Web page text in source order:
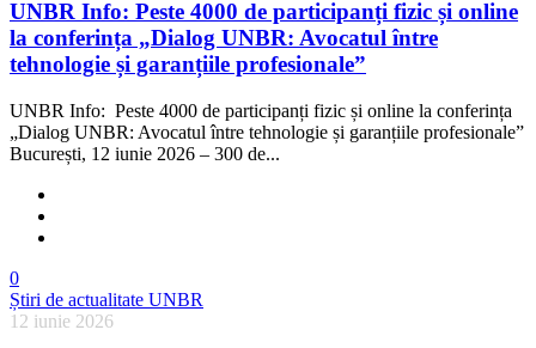
UNBR Info: Peste 4000 de participanți fizic și online
la conferința „Dialog UNBR: Avocatul între
tehnologie și garanțiile profesionale”
UNBR Info: Peste 4000 de participanți fizic și online la conferința
„Dialog UNBR: Avocatul între tehnologie și garanțiile profesionale”
București, 12 iunie 2026 – 300 de...
0
Știri de actualitate UNBR
12 iunie 2026